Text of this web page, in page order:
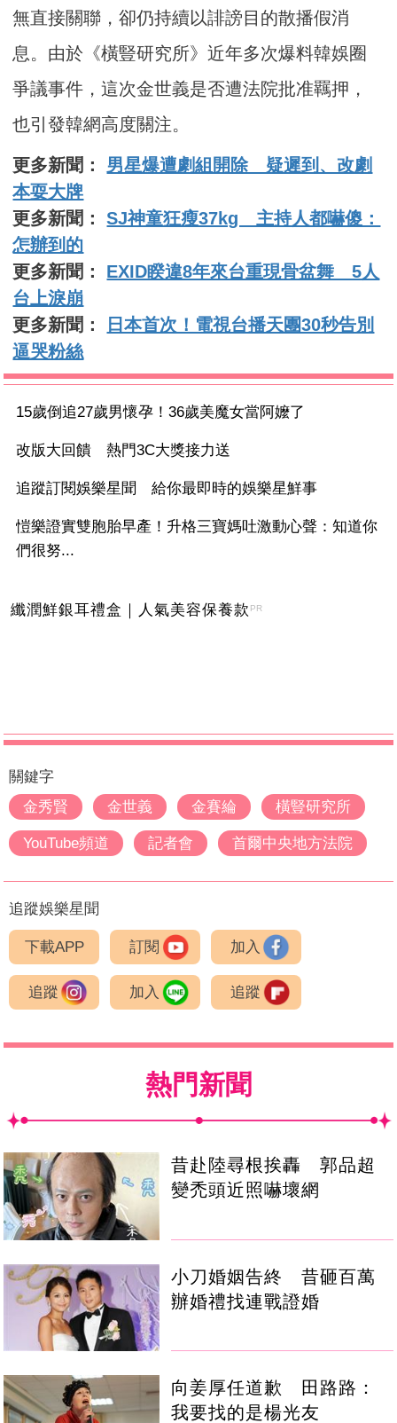
無直接關聯，卻仍持續以誹謗目的散播假消
息。由於《橫豎研究所》近年多次爆料韓娛圈
爭議事件，這次金世義是否遭法院批准羈押，
也引發韓網高度關注。
更多新聞： 男星爆遭劇組開除 疑遲到、改劇
本耍大牌
更多新聞：SJ神童狂瘦37kg 主持人都嚇傻：
怎辦到的
更多新聞： EXID睽違8年來台重現骨盆舞 5人
台上淚崩
更多新聞：
日本首次！電視台播天團30秒告別
逼哭粉絲
15歲倒追27歲男懷孕！36歲美魔女當阿嬤了
改版大回饋 熱門3C大獎接力送
追蹤訂閱娛樂星聞 給你最即時的娛樂星鮮事
愷樂證實雙胞胎早產！升格三寶媽吐激動心聲：知道你
們很努...
纖潤鮮銀耳禮盒｜人氣美容保養款 PR
關鍵字
金秀賢
金世義 金賽綸 橫豎研究所
YouTube頻道 記者會 首爾中央地方法院
追蹤娛樂星聞
下載APP 訂閱 加入
追蹤 加入 追蹤
熱門新聞
昔赴陸尋根挨轟 郭品超
變禿頭近照嚇壞網
小刀婚姻告終 昔砸百萬
辦婚禮找連戰證婚
向姜厚任道歉 田路路：
我要找的是楊光友